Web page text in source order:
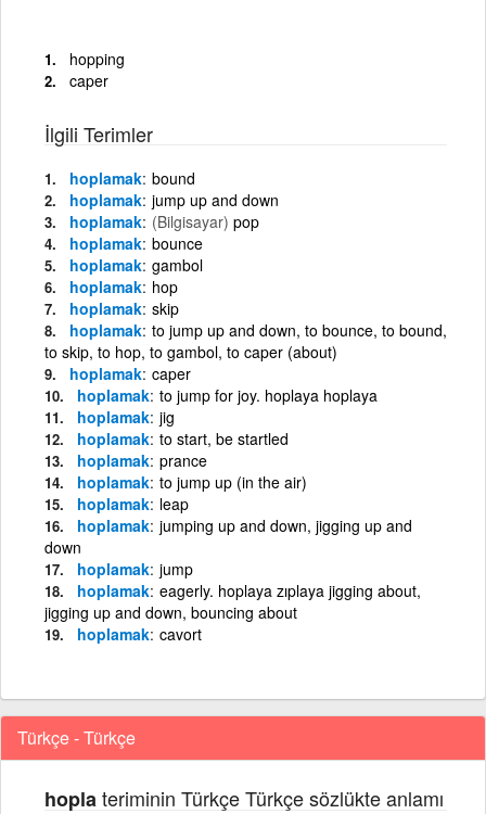
hopping
caper
İlgili Terimler
hoplamak bound
hoplamak jump up and down
hoplamak (Bilgisayar) pop
hoplamak bounce
hoplamak gambol
hoplamak hop
hoplamak skip
hoplamak to jump up and down, to bounce, to bound,
to skip, to hop, to gambol, to caper (about)
hoplamak caper
hoplamak to jump for joy. hoplaya hoplaya
hoplamak jig
hoplamak to start, be startled
hoplamak prance
hoplamak to jump up (in the air)
hoplamak leap
hoplamak jumping up and down, jigging up and
down
hoplamak jump
hoplamak eagerly. hoplaya zıplaya jigging about,
jigging up and down, bouncing about
hoplamak cavort
Türkçe - Türkçe
hoplateriminin Türkçe Türkçe sözlükte anlamı